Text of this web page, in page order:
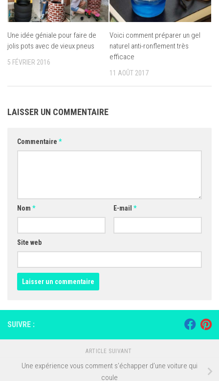
Une idée géniale pour faire de
jolis pots avec de vieux pneus
5 FÉVRIER 2016
Voici comment préparer un gel
naturel anti-ronflement très
efficace
11 AOÛT 2017
LAISSER UN COMMENTAIRE
Commentaire *
Nom * E-mail *
Site web
SUIVRE :
ARTICLE SUIVANT
Une expérience vous comment s’échapper d’une voiture qui
coule